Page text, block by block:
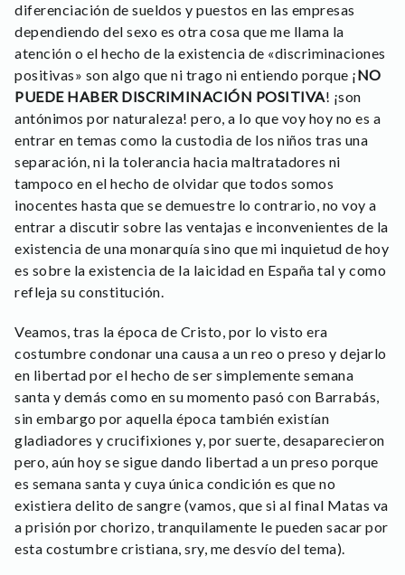
diferenciación de sueldos y puestos en las empresas
dependiendo del sexo es otra cosa que me llama la
atención o el hecho de la existencia de «discriminaciones
positivas» son algo que ni trago ni entiendo porque ¡NO
PUEDE HABER DISCRIMINACIÓN POSITIVA! ¡son
antónimos por naturaleza! pero, a lo que voy hoy no es a
entrar en temas como la custodia de los niños tras una
separación, ni la tolerancia hacia maltratadores ni
tampoco en el hecho de olvidar que todos somos
inocentes hasta que se demuestre lo contrario, no voy a
entrar a discutir sobre las ventajas e inconvenientes de la
existencia de una monarquía sino que mi inquietud de hoy
es sobre la existencia de la laicidad en España tal y como
refleja su constitución.
Veamos, tras la época de Cristo, por lo visto era
costumbre condonar una causa a un reo o preso y dejarlo
en libertad por el hecho de ser simplemente semana
santa y demás como en su momento pasó con Barrabás,
sin embargo por aquella época también existían
gladiadores y crucifixiones y, por suerte, desaparecieron
pero, aún hoy se sigue dando libertad a un preso porque
es semana santa y cuya única condición es que no
existiera delito de sangre (vamos, que si al final Matas va
a prisión por chorizo, tranquilamente le pueden sacar por
esta costumbre cristiana, sry, me desvío del tema).